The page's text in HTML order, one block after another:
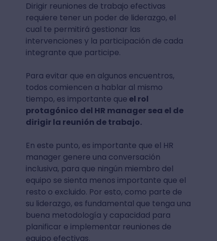
Dirigir reuniones de trabajo efectivas
requiere tener un poder de liderazgo, el
cual te permitirá gestionar las
intervenciones y la participación de cada
integrante que participe.
Para evitar que en algunos encuentros,
todos comiencen a hablar al mismo
tiempo, es importante que el rol
protagónico del HR manager sea el de
dirigir la reunión de trabajo.
En este punto, es importante que el HR
manager genere una conversación
inclusiva, para que ningún miembro del
equipo se sienta menos importante que el
resto o excluido. Por esto, como parte de
su liderazgo, es fundamental que tenga una
buena metodología y capacidad para
planificar e implementar reuniones de
equipo efectivas.